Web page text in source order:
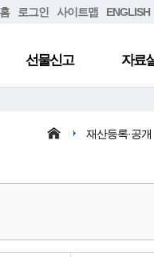
홈 로그인 사이트맵 ENGLISH
선물신고 자료
재산등록·공개